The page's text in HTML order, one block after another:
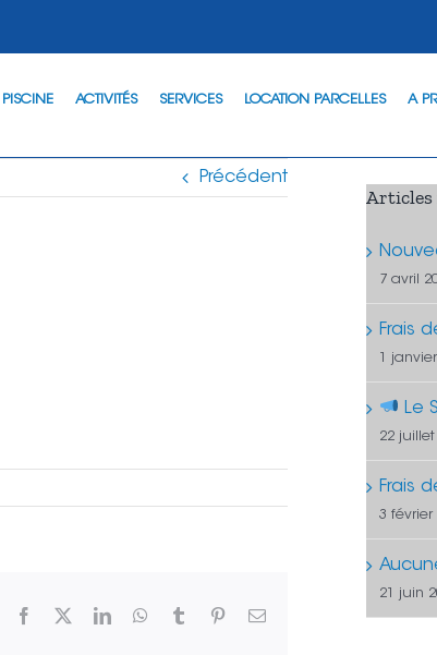
PISCINE ACTIVITÉS SERVICES LOCATION PARCELLES A
Précédent
Facebook LinkedInWhatsApp
Tumblr PinterestEmail
Articles
7 avril
Frais
1
Le
22 juillet
Frais
3 février
21 juin